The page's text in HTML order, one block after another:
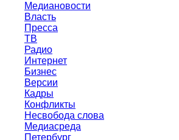
Медиановости
Власть
Пресса
ТВ
Радио
Интернет
Бизнес
Версии
Кадры
Конфликты
Несвобода слова
Медиасреда
Петербург